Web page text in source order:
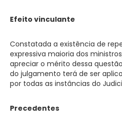
Efeito vinculante
Constatada a existência de
expressiva maioria dos
apreciar o mérito dessa
do julgamento terá de ser
por todas as instâncias do
Precedentes